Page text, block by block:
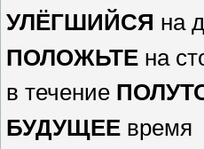
УЛЁГШИЙСЯ на
ПОЛОЖЬТЕ на
в течение
БУДУЩЕЕ время